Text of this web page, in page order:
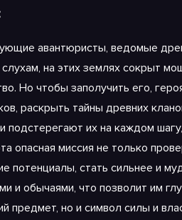
авантюристы, ведомые
на этих землях сокрыт
Но чтобы заполучить его,
раскрыть тайны древних
подстерегают их на каждом
опасная миссия не только
потенциалы, стать сильнее и
и обычаями, что позволит им
предмет, но и символ силы и